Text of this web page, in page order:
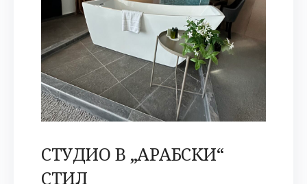
СТУДИО В „АРАБСКИ“
СТИЛ